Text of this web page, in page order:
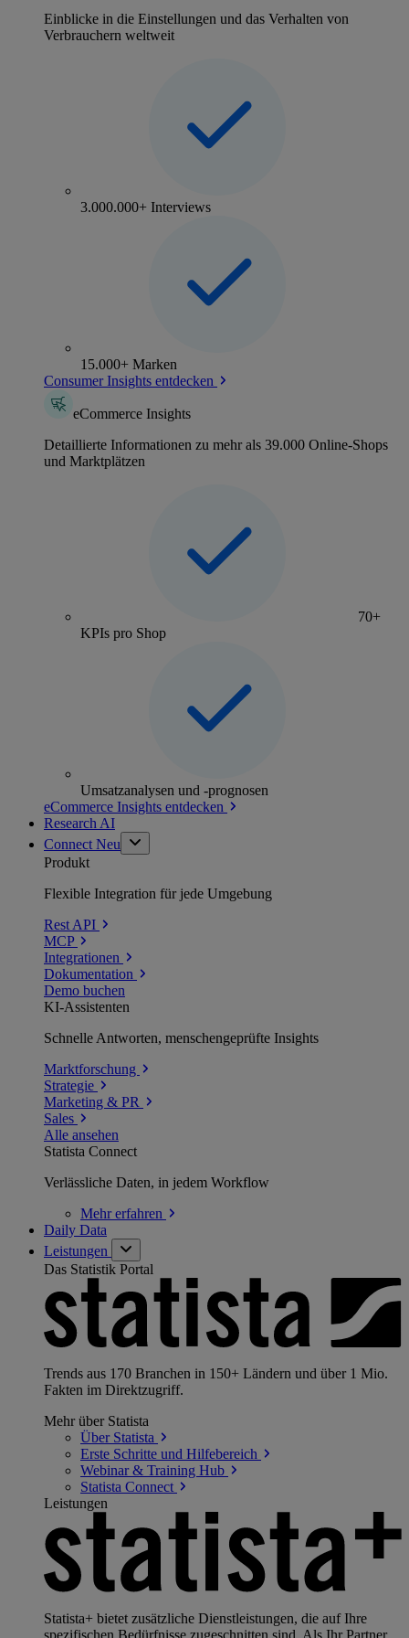
Einblicke in die Einstellungen und das Verhalten von
Verbrauchern weltweit
3.000.000+ Interviews
15.000+ Marken
Consumer Insights entdecken
eCommerce Insights
Detaillierte Informationen zu mehr als 39.000 Online-Shops
und Marktplätzen
70+
KPIs pro Shop
Umsatzanalysen und -prognosen
eCommerce Insights entdecken
Research AI
Connect Neu
Produkt
Flexible Integration für jede Umgebung
Rest API
MCP
Integrationen
Dokumentation
Demo buchen
KI-Assistenten
Schnelle Antworten, menschengeprüfte Insights
Marktforschung
Strategie
Marketing & PR
Sales
Alle ansehen
Statista Connect
Verlässliche Daten, in jedem Workflow
Mehrerfahren
Daily Data
Leistungen
Das Statistik Portal
Trends aus 170 Branchen in 150+ Ländern und über 1 Mio.
Fakten im Direktzugriff.
Mehr über Statista
Über Statista
Erste Schritte und Hilfebereich
Webinar & Training Hub
Statista Connect
Leistungen
Statista+ bietet zusätzliche Dienstleistungen, die auf Ihre
spezifischen Bedürfnisse zugeschnitten sind. Als Ihr Partner